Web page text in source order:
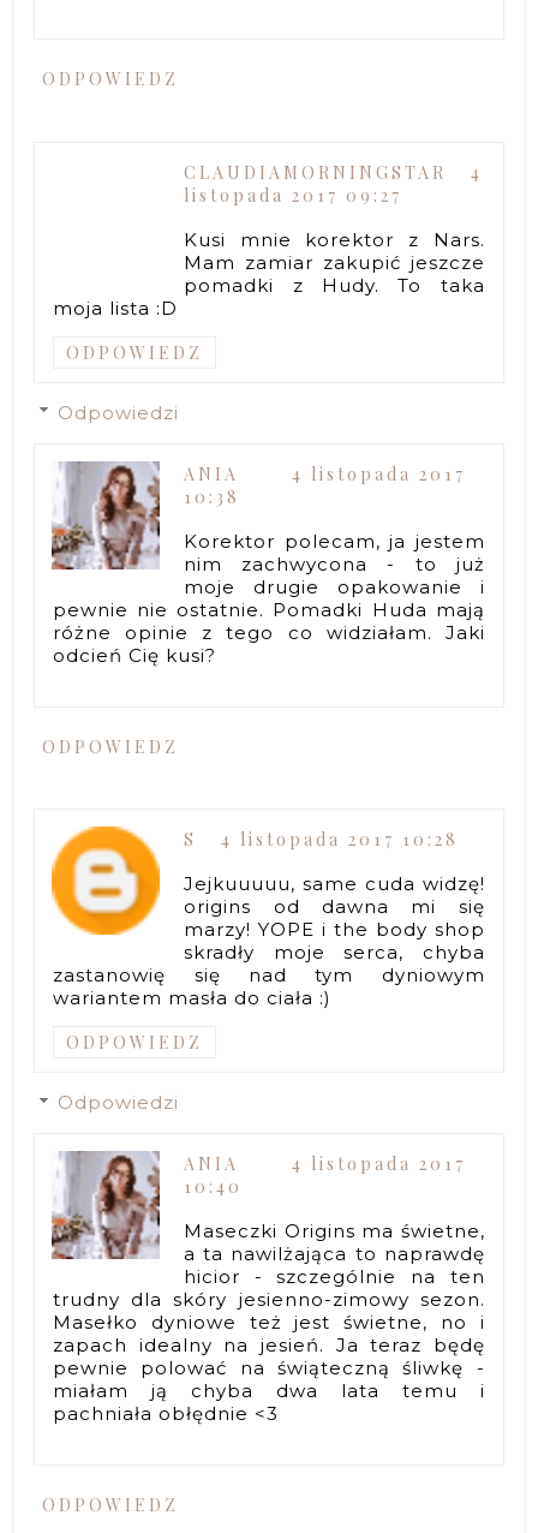
ODPOWIEDZ
CLAUDIAMORNINGSTAR
4
listopada 2017 09:27
Kusi mnie korektor z Nars.
Mam zamiar zakupić jeszcze
pomadki z Hudy. To taka
moja lista :D
ODPOWIEDZ
Odpowiedzi
ANIA
4 listopada 2017
10:38
Korektor polecam, ja jestem
nim zachwycona - to już
moje drugie opakowanie i
pewnie nie ostatnie. Pomadki Huda mają
różne opinie z tego co widziałam. Jaki
odcień Cię kusi?
ODPOWIEDZ
S
4 listopada 2017 10:28
Jejkuuuuu, same cuda widzę!
origins od dawna mi się
marzy! YOPE i the body shop
skradły moje serca, chyba
zastanowię się nad tym dyniowym
wariantem masła do ciała :)
ODPOWIEDZ
Odpowiedzi
ANIA
4 listopada 2017
10:40
Maseczki Origins ma świetne,
a ta nawilżająca to naprawdę
hicior - szczególnie na ten
trudny dla skóry jesienno-zimowy sezon.
Masełko dyniowe też jest świetne, no i
zapach idealny na jesień. Ja teraz będę
pewnie polować na świąteczną śliwkę -
miałam ją chyba dwa lata temu i
pachniała obłędnie <3
ODPOWIEDZ